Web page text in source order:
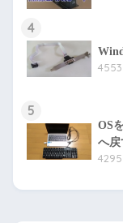
4
5
OS
へ戻